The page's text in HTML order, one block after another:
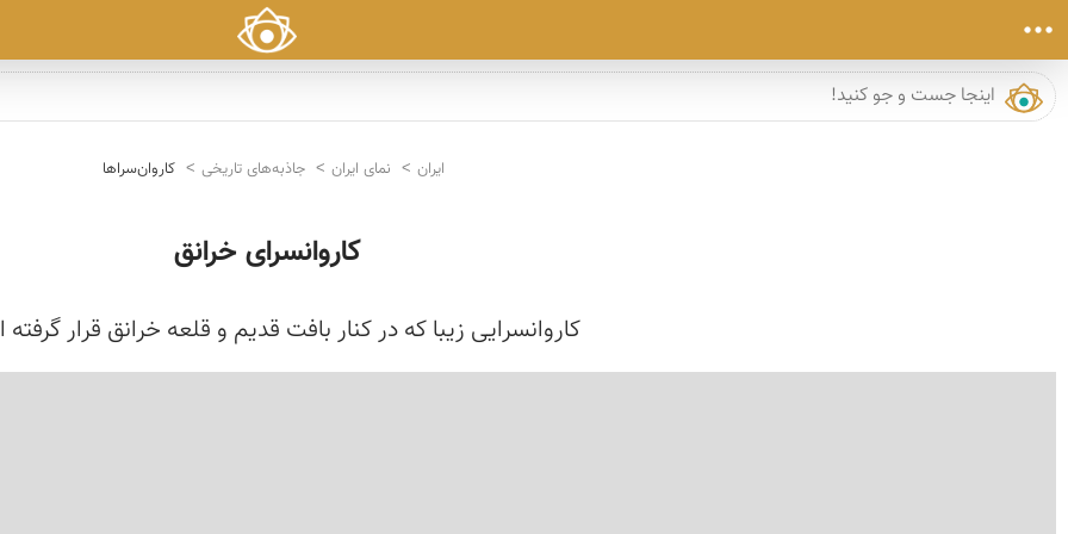
ایران نمای ایران جاذبه‌های تاریخی کاروان‌سراها
کاروانسرای خرانق
کاروانسرایی زیبا که در کنار بافت قدیم و قلعه خرانق قرار